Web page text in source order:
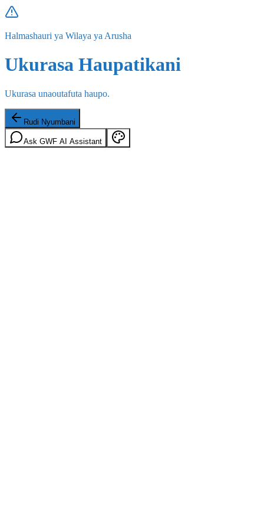
Halmashauri ya Wilaya ya Arusha
Ukurasa Haupatikani
Ukurasa unaoutafuta haupo.
Rudi Nyumbani
Ask GWF AI Assistant